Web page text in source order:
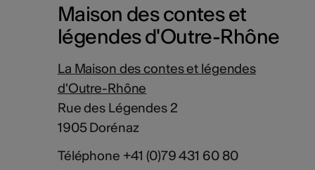
Maison des contes et
légendes d'Outre-Rhône
La Maison des contes et légendes
d'Outre-Rhône
Rue des Légendes 2
1905 Dorénaz
Téléphone +41 (0)79 431 60 80